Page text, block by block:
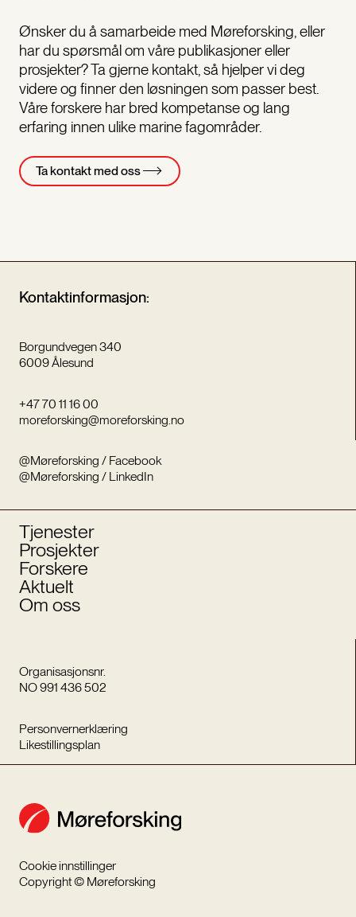
Ønsker du å samarbeide med Møreforsking, eller
har du spørsmål om våre publikasjoner eller
prosjekter? Ta gjerne kontakt, så hjelper vi deg
videre og finner den løsningen som passer best.
Våre forskere har bred kompetanse og lang
erfaring innen ulike marine fagområder.
Ta kontakt med oss
Kontaktinformasjon:
Borgundvegen 340
6009 Ålesund
+47 70 11 16 00
moreforsking@moreforsking.no
@Møreforsking / Facebook
@Møreforsking / LinkedIn
Organisasjonsnr.
NO 991 436 502
Personvernerklæring
Likestillingsplan
Tjenester
Prosjekter
Forskere
Aktuelt
Om oss
Cookie innstillinger
Copyright © Møreforsking